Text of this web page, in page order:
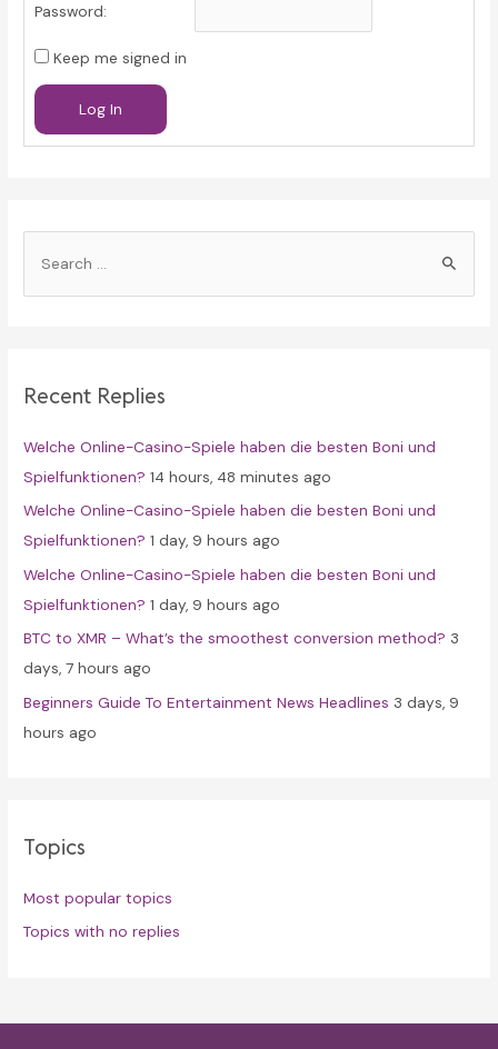
Password:
Keep me signed in
Log In
h
o
r
:
Recent Replies
Welche Online-Casino-Spiele haben die besten Boni und
Spielfunktionen? 14 hours, 48 minutes ago
Welche Online-Casino-Spiele haben die besten Boni und
Spielfunktionen? 1 day, 9 hours ago
Welche Online-Casino-Spiele haben die besten Boni und
Spielfunktionen? 1 day, 9 hours ago
BTC to XMR – What’s the smoothest conversion method? 3
days, 7 hours ago
Beginners Guide To Entertainment News Headlines 3 days, 9
hours ago
Topics
Most popular topics
Topics with no replies